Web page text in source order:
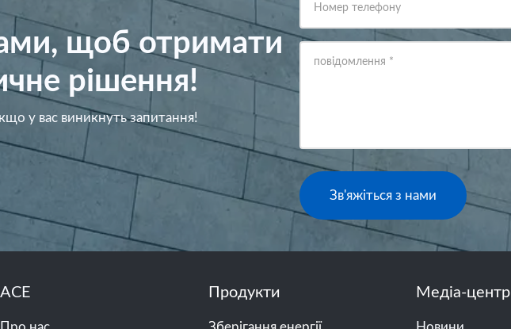
щоб отримати
рішення!
у вас виникнуть запитання!
Номер телефону
повідомлення *
Зв'яжіться з нами
ACE Продукти Медіа-центр